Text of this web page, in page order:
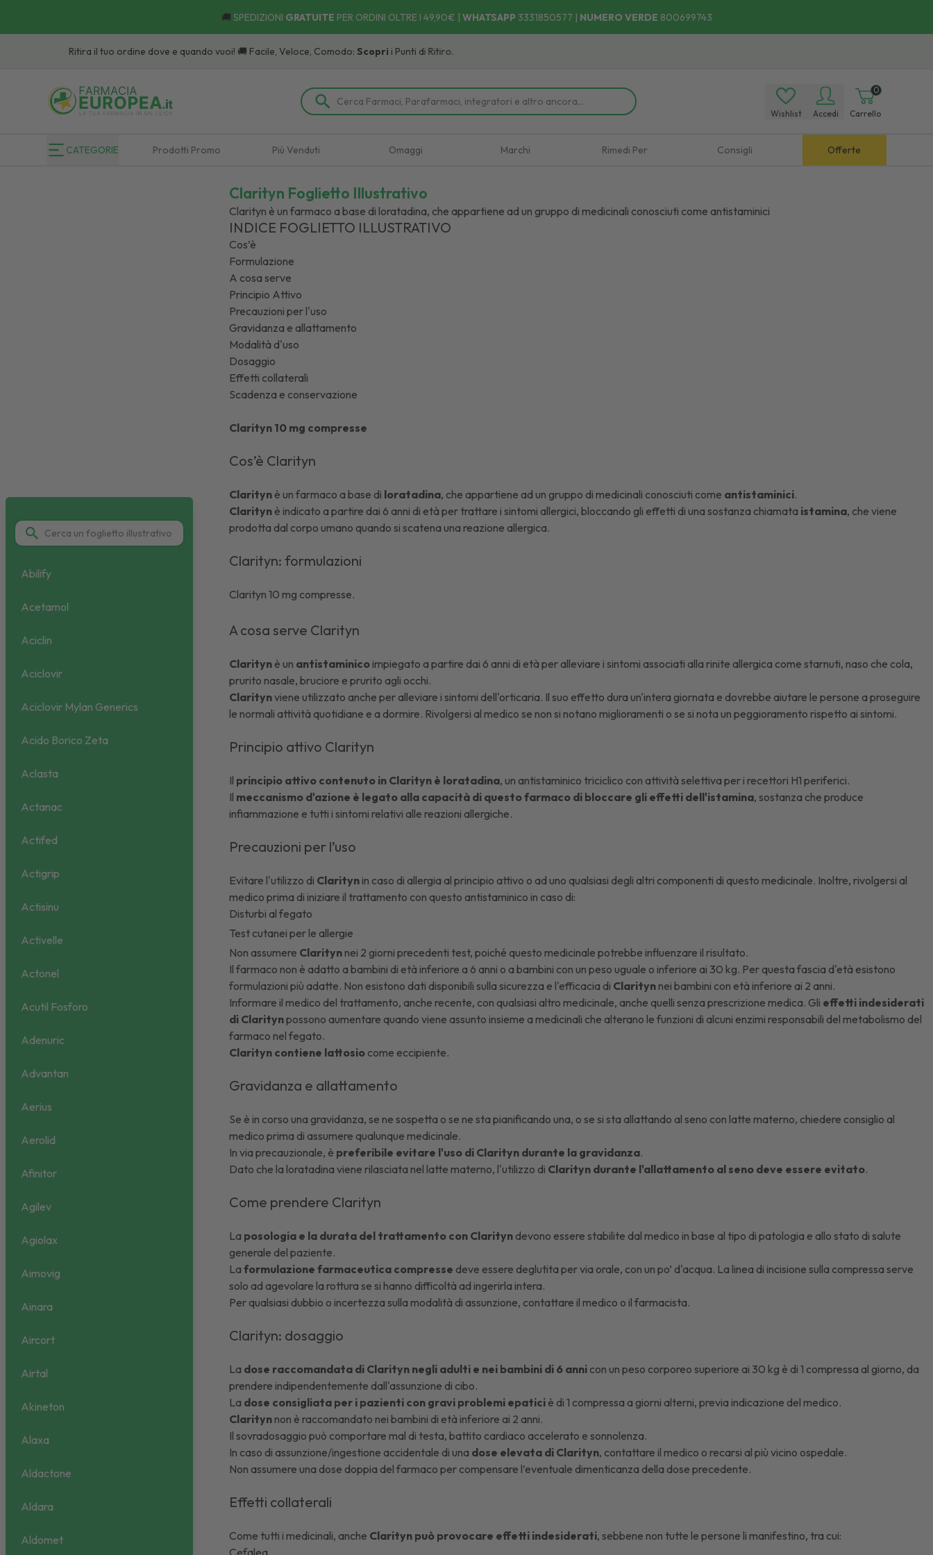
🚚 SPEDIZIONI GRATUITE PER ORDINI OLTRE I 49,90€ | WHATSAPP 3331850577 | NUMERO VERDE 800699743
Ritira il tuo ordine dove e quando vuoi! 🚚 Facile, Veloce, Comodo:Scoprii Punti di Ritiro.
Wishlist Accedi
0
Carrello
CATEGORIE Prodotti Promo Più Venduti Omaggi Marchi Rimedi Per Consigli Offerte
Abilify
Acetamol
Aciclin
Aciclovir
Aciclovir Mylan Generics
Acido Borico Zeta
Aclasta
Actanac
Actifed
Actigrip
Actisinu
Activelle
Actonel
Acutil Fosforo
Adenuric
Advantan
Aerius
Aerolid
Afinitor
Agilev
Agiolax
Aimovig
Ainara
Aircort
Airtal
Akineton
Alaxa
Aldactone
Aldara
Aldomet
Clarityn Foglietto Illustrativo
Clarityn è un farmaco a base di loratadina, che appartiene ad un gruppo di medicinali conosciuti come antistaminici
INDICE FOGLIETTO ILLUSTRATIVO
Cos’è
Formulazione
A cosa serve
Principio Attivo
Precauzioni per l'uso
Gravidanza e allattamento
Modalità d'uso
Dosaggio
Effetti collaterali
Scadenza e conservazione
Clarityn 10 mg compresse
Cos’è Clarityn
Clarityn è un farmaco a base di loratadina, che appartiene ad un gruppo di medicinali conosciuti come antistaminici.
Clarityn è indicato a partire dai 6 anni di età per trattare i sintomi allergici, bloccando gli effetti di una sostanza chiamata istamina, che viene
prodotta dal corpo umano quando si scatena una reazione allergica.
Clarityn: formulazioni
Clarityn 10 mg compresse.
A cosa serve Clarityn
Clarityn è un antistaminicoimpiegato a partire dai 6 anni di età per alleviare i sintomi associati allarinite allergica come starnuti, naso che cola,
prurito nasale, bruciore e prurito agli occhi.
Claritynviene utilizzato anche per alleviare i sintomi dell'orticaria. Il suo effetto dura un'intera giornata e dovrebbe aiutare le persone a proseguire
le normali attività quotidiane e a dormire. Rivolgersi al medico se non si notano miglioramenti o se si nota un peggioramento rispetto ai sintomi.
Principio attivo Clarityn
Il principio attivo contenuto in Clarityn è loratadina, un antistaminico triciclico con attività selettiva per i recettori H1 periferici.
Il meccanismo d'azione è legato alla capacità di questo farmaco di bloccare gli effetti dell'istamina, sostanza che produce
infiammazione e tutti i sintomi relativi alle reazioni allergiche.
Precauzioni per l’uso
Evitare l'utilizzo di Claritynin caso di allergia al principio attivo o ad uno qualsiasi degli altri componenti di questo medicinale. Inoltre, rivolgersi al
medico prima di iniziare il trattamento con questo antistaminico in caso di:
Disturbi al fegato
Test cutanei per le allergie
Non assumere Claritynnei 2 giorni precedenti test, poiché questo medicinale potrebbe influenzare il risultato.
Il farmaco non è adatto a bambini di età inferiore a 6 anni o a bambini con un peso uguale o inferiore ai 30 kg. Per questa fascia d'età esistono
formulazioni più adatte. Non esistono dati disponibili sulla sicurezza e l'efficacia di Claritynnei bambini con età inferiore ai 2 anni.
Informare il medico del trattamento, anche recente, con qualsiasi altro medicinale, anche quelli senza prescrizione medica. Gli effetti indesiderati
di Claritynpossono aumentare quando viene assunto insieme a medicinali che alterano le funzioni di alcuni enzimi responsabili del metabolismo del
farmaco nel fegato.
Clarityn contiene lattosio come eccipiente.
Gravidanza e allattamento
Se è in corso una gravidanza, se ne sospetta o se ne sta pianificando una, o se si sta allattando al seno con latte materno, chiedere consiglio al
medico prima di assumere qualunque medicinale.
In via precauzionale, è preferibile evitare l'uso di Clarityn durante la gravidanza.
Dato che la loratadina viene rilasciata nel latte materno, l'utilizzo di Clarityn durante l'allattamento al seno deve essere evitato.
Come prendere Clarityn
La posologia e la durata del trattamento con Clarityn devono essere stabilite dal medico in base al tipo di patologia e allo stato di salute
generale del paziente.
Laformulazione farmaceutica compresse deve essere deglutita per via orale, con un po’ d'acqua. La linea di incisione sulla compressa serve
solo ad agevolare la rottura se si hanno difficoltà ad ingerirla intera.
Per qualsiasi dubbio o incertezza sulla modalità di assunzione, contattare il medico o il farmacista.
Clarityn: dosaggio
La dose raccomandata di Clarityn negli adulti e nei bambini di 6 anni con un peso corporeo superiore ai 30 kg è di 1 compressa al giorno, da
prendere indipendentemente dall'assunzione di cibo.
La dose consigliata per i pazienti con gravi problemi epatici è di 1 compressa a giorni alterni, previa indicazione del medico.
Claritynnon è raccomandato nei bambini di età inferiore ai 2 anni.
Il sovradosaggio può comportare mal di testa, battito cardiaco accelerato e sonnolenza.
In caso di assunzione/ingestione accidentale di una dose elevata di Clarityn, contattare il medico o recarsi al più vicino ospedale.
Non assumere una dose doppia del farmaco per compensare l’eventuale dimenticanza della dose precedente.
Effetti collaterali
Come tutti i medicinali, anche Clarityn può provocare effetti indesiderati, sebbene non tutte le persone li manifestino, tra cui:
Cefalea